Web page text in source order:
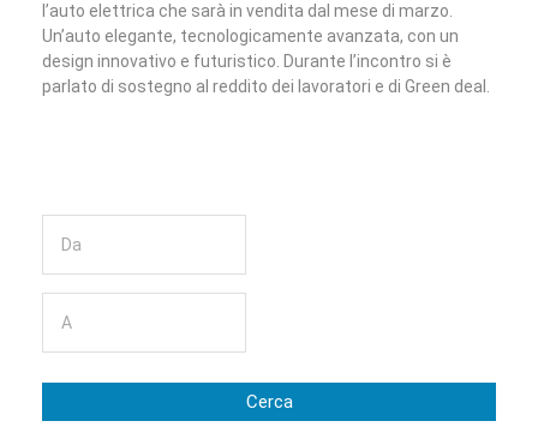
l’auto elettrica che sarà in vendita dal mese di marzo.
Un’auto elegante, tecnologicamente avanzata, con un
design innovativo e futuristico. Durante l’incontro si è
parlato di sostegno al reddito dei lavoratori e di Green deal.
Cerca